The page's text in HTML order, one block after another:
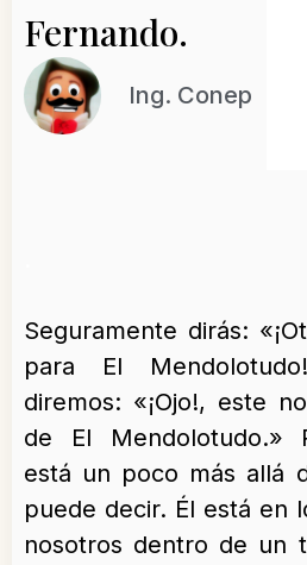
Fernando.
Ing. Conep
Seguramente dirás:
para El
diremos: «¡Ojo!, este
de El Mendolotudo.»
está un poco más allá
puede decir. Él está en
nosotros dentro de un